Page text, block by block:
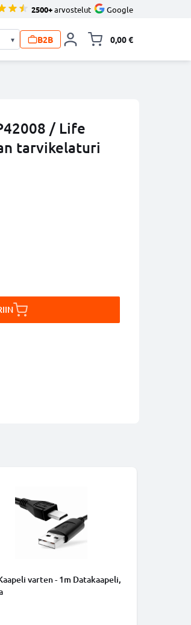
2500+arvostelut Google
▾ B2B 0,00 €
/ Life
tarvikelaturi
varten - 1m Datakaapeli,